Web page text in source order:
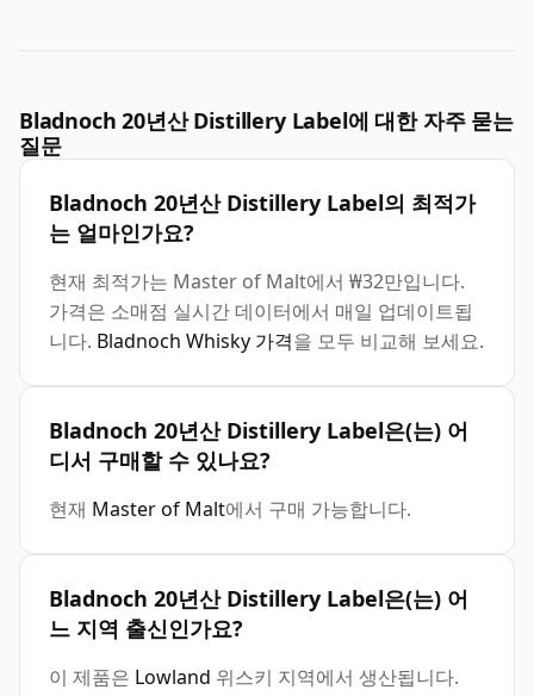
Bladnoch 20년산 Distillery Label에 대한 자주 묻는
질문
Bladnoch 20년산 Distillery Label의 최적가
는 얼마인가요?
현재 최적가는 Master of Malt에서 ₩32만입니다.
가격은 소매점 실시간 데이터에서 매일 업데이트됩
니다. Bladnoch Whisky 가격을 모두 비교해 보세요.
Bladnoch 20년산 Distillery Label은(는) 어
디서 구매할 수 있나요?
현재 Master of Malt에서 구매 가능합니다.
Bladnoch 20년산 Distillery Label은(는) 어
느 지역 출신인가요?
이 제품은 Lowland 위스키 지역에서 생산됩니다.